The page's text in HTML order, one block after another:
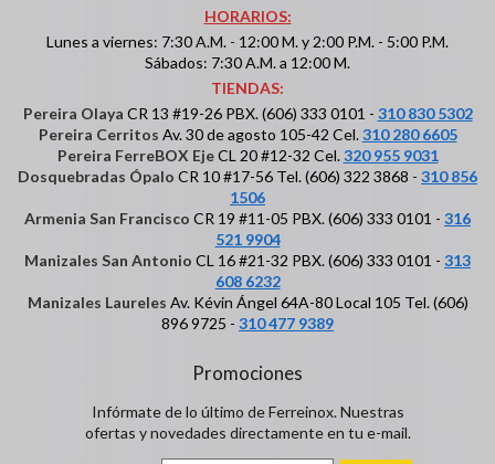
HORARIOS:
Lunes a viernes: 7:30 A.M. - 12:00 M. y 2:00 P.M. - 5:00 P.M.
Sábados: 7:30 A.M. a 12:00 M.
TIENDAS:
Pereira Olaya CR 13 #19-26 PBX. (606) 333 0101 - 310 830 5302
Pereira Cerritos Av. 30 de agosto 105-42 Cel.310 280 6605
Pereira FerreBOX EjeCL 20 #12-32 Cel.320 955 9031
Dosquebradas Ópalo CR 10 #17-56 Tel. (606) 322 3868 - 310 856
1506
Armenia San Francisco CR 19 #11-05 PBX. (606) 333 0101 - 316
521 9904
Manizales San Antonio CL 16 #21-32 PBX. (606) 333 0101 - 313
608 6232
Manizales Laureles Av. Kévin Ángel 64A-80 Local 105 Tel. (606)
896 9725 - 310 477 9389
Promociones
Infórmate de lo último de Ferreinox. Nuestras
ofertas y novedades directamente en tu e-mail.